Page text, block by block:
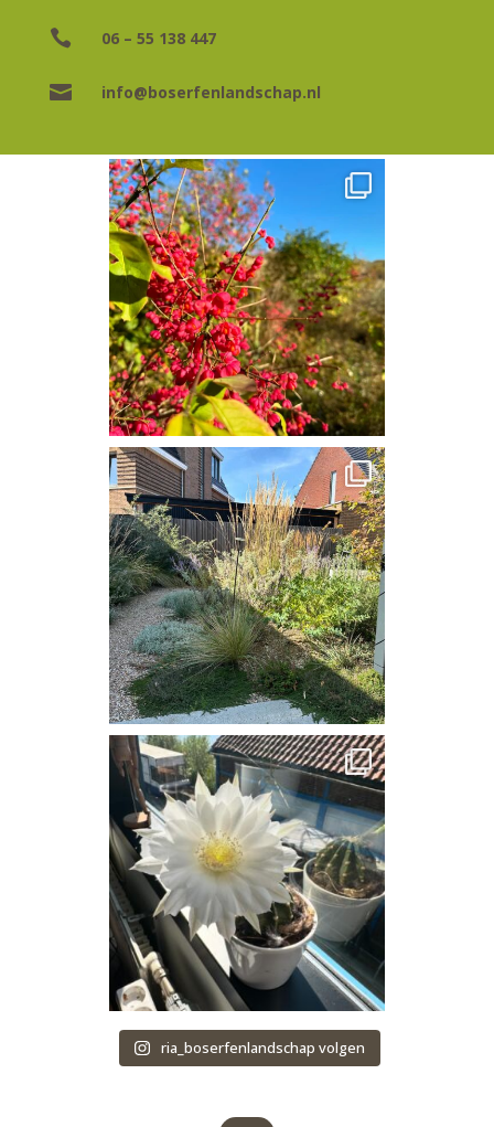
 06 – 55 138 447
 info@boserfenlandschap.nl
ria_boserfenlandschap volgen